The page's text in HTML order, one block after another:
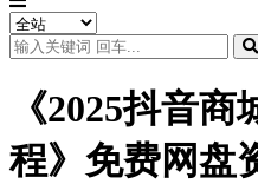
《2025抖音
程》免费网盘